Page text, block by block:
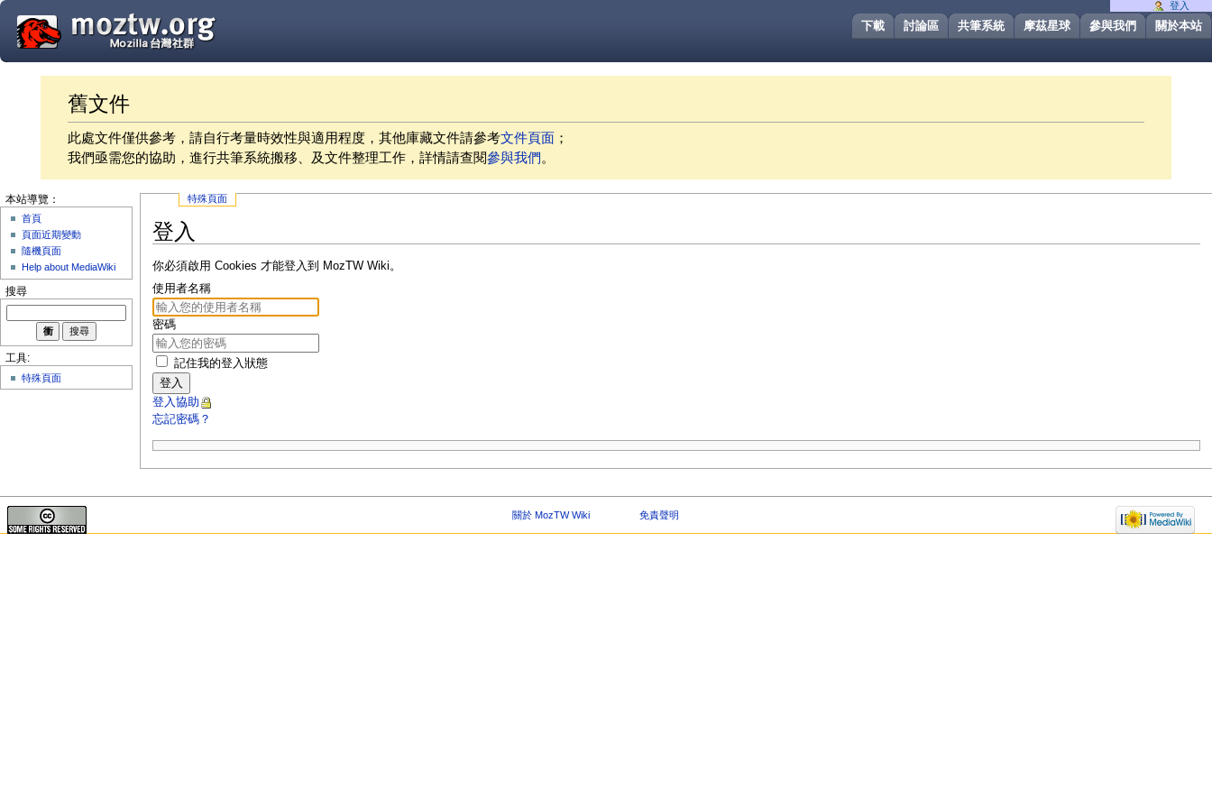
關於本站
參與我們
摩茲星球
共筆系統
討論區
下載
舊文件
此處文件僅供參考，請自行考量時效性與適用程度，其他庫藏文件請參考文件頁面 ；
我們亟需您的協助，進行共筆系統搬移、及文件整理工作，詳情請查閱參與我們。
特殊頁面
登入
你必須啟用 Cookies 才能登入到 MozTW Wiki。
使用者名稱
密碼
記住我的登入狀態
登入
登入協助
忘記密碼？
登入
本站導覽：
首頁
頁面近期變動
隨機頁面
Help about MediaWiki
搜尋
工具:
特殊頁面
關於 MozTW Wiki 免責聲明